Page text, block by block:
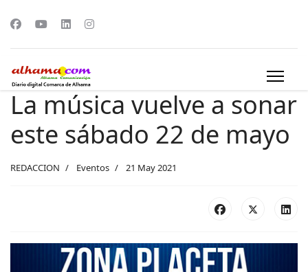
La música vuelve a sonar
este sábado 22 de mayo
REDACCION Eventos 21 May 2021